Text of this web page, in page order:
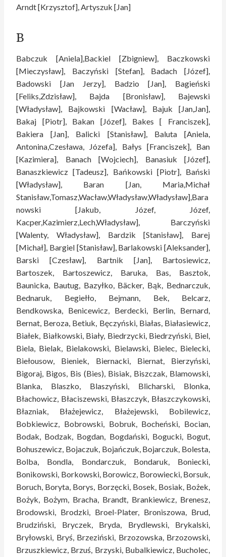
Arndt [Krzysztof], Artyszuk [Jan]
B
Babczuk [Aniela],Backiel [Zbigniew], Baczkowski
[Mieczysław], Baczyński [Stefan], Badach [Józef],
Badowski [Jan Jerzy], Badzio [Jan], Bagieński
[Feliks,Zdzisław], Bajda [Bronisław], Bajewski
[Władysław], Bajkowski [Wacław], Bajuk [Jan,Jan],
Bakaj [Piotr], Bakan [Józef], Bakes [ Franciszek],
Bakiera [Jan], Balicki [Stanisław], Baluta [Aniela,
Antonina,Czesława, Józefa], Bałys [Franciszek], Ban
[Kazimiera], Banach [Wojciech], Banasiuk [Józef],
Banaszkiewicz [Tadeusz], Bańkowski [Piotr], Bański
[Władysław], Baran [Jan, Maria,Michał
Stanisław,Tomasz,Wacław,Władysław,Władysław],Bara
nowski [Jakub, Józef, Józef,
Kacper,Kazimierz,Lech,Władysław], Barczyński
[Walenty, Władysław], Bardzik [Stanisław], Barej
[Michał], Bargiel [Stanisław], Barlakowski [Aleksander],
Barski [Czesław], Bartnik [Jan], Bartosiewicz,
Bartoszek, Bartoszewicz, Baruka, Bas, Basztok,
Baunicka, Bautug, Bazyłko, Bäcker, Bąk, Bednarczuk,
Bednaruk, Begiełło, Bejmann, Bek, Belcarz,
Bendkowska, Benicewicz, Berdecki, Berlin, Bernard,
Bernat, Beroza, Betiuk, Bęczyński, Białas, Białasiewicz,
Białek, Białkowski, Biały, Biedrzycki, Biedrzyński, Biel,
Biela, Bielak, Bielakowski, Bielawski, Bielec, Bielecki,
Biełousow, Bieniek, Biernacki, Biernat, Bierzyński,
Bigoraj, Bigos, Bis (Bies), Bisiak, Biszczak, Blamowski,
Blanka, Blaszko, Blaszyński, Blicharski, Blonka,
Błachowicz, Błaciszewski, Błaszczyk, Błaszczykowski,
Błazniak, Błażejewicz, Błażejewski, Bobilewicz,
Bobkiewicz, Bobrowski, Bobruk, Bocheński, Bocian,
Bodak, Bodzak, Bogdan, Bogdański, Bogucki, Bogut,
Bohuszewicz, Bojaczuk, Bojańczuk, Bojarczuk, Bolesta,
Bolba, Bondla, Bondarczuk, Bondaruk, Boniecki,
Bonikowski, Borkowski, Borowicz, Borowiecki, Borsuk,
Boruch, Boryta, Borys, Borzęcki, Bosek, Bosiak, Bożek,
Bożyk, Bożym, Bracha, Brandt, Brankiewicz, Brenesz,
Brodowski, Brodzki, Broel-Plater, Broniszowa, Brud,
Brudziński, Bryczek, Bryda, Brydlewski, Brykalski,
Bryłowski, Bryś, Brzeziński, Brzozowska, Brzozowski,
Brzuszkiewicz, Brzuś, Brzyski, Bubalkiewicz, Bucholec,